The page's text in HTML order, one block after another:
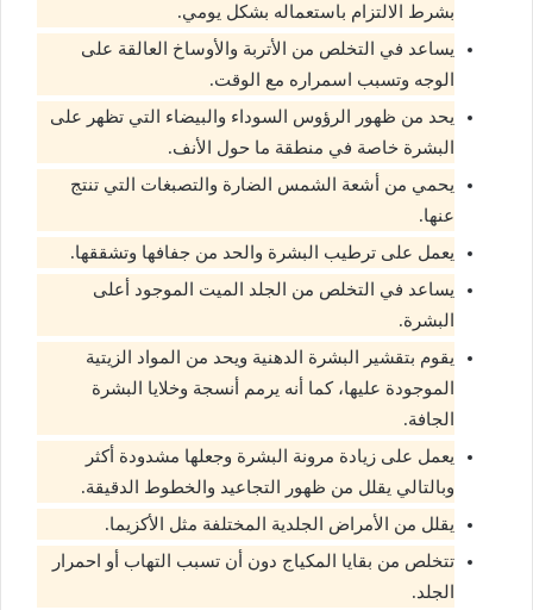
بشرط الالتزام باستعماله بشكل يومي.
يساعد في التخلص من الأتربة والأوساخ العالقة على
الوجه وتسبب اسمراره مع الوقت.
يحد من ظهور الرؤوس السوداء والبيضاء التي تظهر على
البشرة خاصة في منطقة ما حول الأنف.
يحمي من أشعة الشمس الضارة والتصبغات التي تنتج
عنها.
يعمل على ترطيب البشرة والحد من جفافها وتشققها.
يساعد في التخلص من الجلد الميت الموجود أعلى
البشرة.
يقوم بتقشير البشرة الدهنية ويحد من المواد الزيتية
الموجودة عليها، كما أنه يرمم أنسجة وخلايا البشرة
الجافة.
يعمل على زيادة مرونة البشرة وجعلها مشدودة أكثر
وبالتالي يقلل من ظهور التجاعيد والخطوط الدقيقة.
يقلل من الأمراض الجلدية المختلفة مثل الأكزيما.
تتخلص من بقايا المكياج دون أن تسبب التهاب أو احمرار
الجلد.